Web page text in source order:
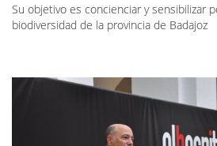
Su objetivo es concienciar y sensibilizar
biodiversidad de la provincia de Badajoz